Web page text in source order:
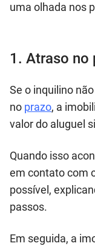
uma olhada nos
1. Atraso no
Se o inquilino
no prazo, a
valor do aluguel
Quando isso
em contato com
possível,
passos.
Em seguida, a